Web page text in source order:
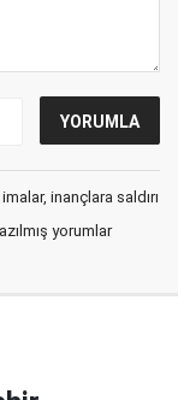
inançlara saldırı
yorumlar